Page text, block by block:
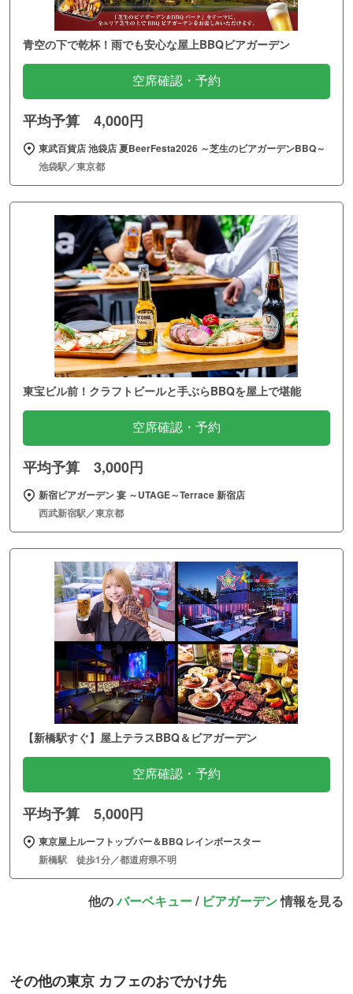
青空の下で乾杯！雨でも安心な屋上BBQビアガーデン
空席確認・予約
平均予算 4,000円
東武百貨店 池袋店 夏BeerFesta2026 ～芝生のビアガーデンBBQ～
池袋駅／東京都
東宝ビル前！クラフトビールと手ぶらBBQを屋上で堪能
空席確認・予約
平均予算 3,000円
新宿ビアガーデン 宴 ～UTAGE～Terrace 新宿店
西武新宿駅／東京都
【新橋駅すぐ】屋上テラスBBQ＆ビアガーデン
空席確認・予約
平均予算 5,000円
東京屋上ルーフトップバー＆BBQ レインボースター
新橋駅 徒歩1分／都道府県不明
他のバーベキュー/ ビアガーデン情報を見る
その他の東京 カフェのおでかけ先